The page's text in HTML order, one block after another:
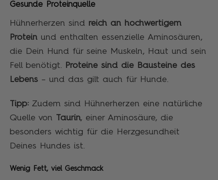
Gesunde Proteinquelle
Hühnerherzen sind reich an hochwertigem
Protein und enthalten essenzielle Aminosäuren,
die Dein Hund für seine Muskeln, Haut und sein
Fell benötigt.
Proteine sind die Bausteine des
Lebens – und das gilt auch für Hunde.
Tipp: Zudem sind Hühnerherzen eine natürliche
Quelle von Taurin, einer Aminosäure, die
besonders wichtig für die Herzgesundheit
Deines Hundes ist.
Wenig Fett, viel Geschmack